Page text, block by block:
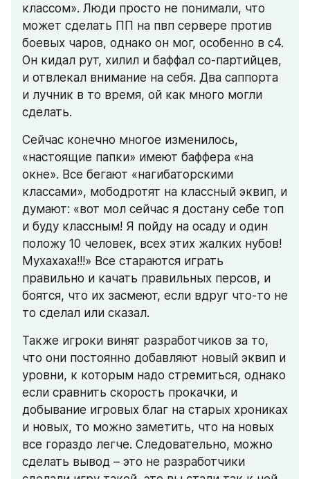
классом». Люди просто не понимали, что
может сделать ПП на пвп сервере против
боевых чаров, однако он мог, особенно в с4.
Он кидал рут, хилил и баффал со-партийцев,
и отвлекал внимание на себя. Два саппорта
и лучник в то время, ой как много могли
сделать.
Сейчас конечно многое изменилось,
«настоящие папки» имеют баффера «на
окне». Все бегают «нагибаторскими
классами», мободротят на классный эквип, и
думают: «вот мол сейчас я достану себе топ
и буду классным! Я пойду на осаду и один
положу 10 человек, всех этих жалких нубов!
Мухахаха!!!» Все стараются играть
правильно и качать правильных персов, и
боятся, что их засмеют, если вдруг что-то не
то сделал или сказал.
Также игроки винят разработчиков за то,
что они постоянно добавляют новый эквип и
уровни, к которым надо стремиться, однако
если сравнить скорость прокачки, и
добывание игровых благ на старых хрониках
и новых, то можно заметить, что на новых
все гораздо легче. Следовательно, можно
сделать вывод – это не разработчики